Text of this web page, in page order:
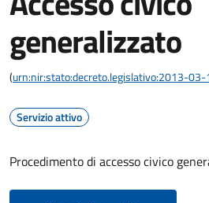
generalizzato
(urn:nir:stato:decreto.legislativo:2013-
Servizio attivo
Procedimento di accesso civico